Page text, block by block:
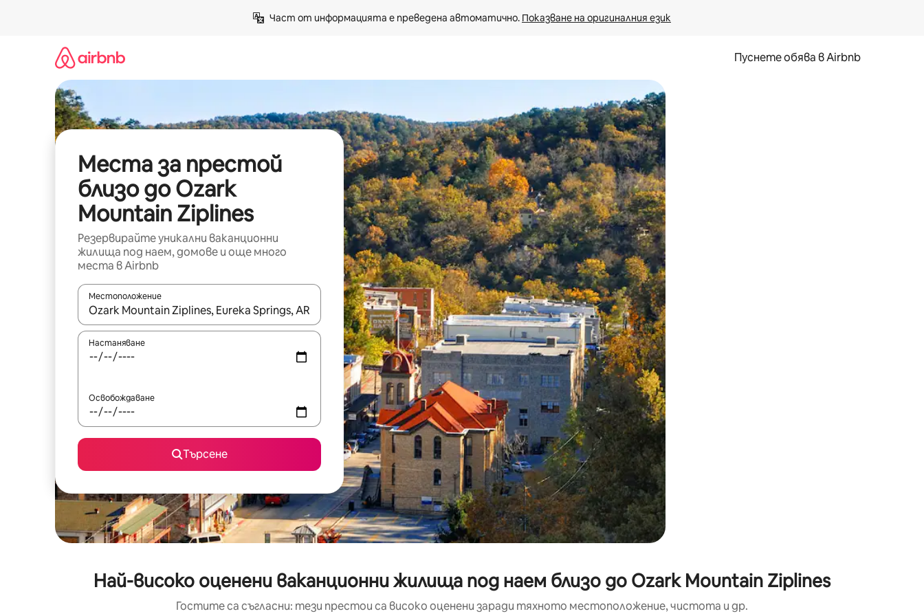
Част от информацията е преведена автоматично. Показване на оригиналния език
Пуснете обява в Airbnb
Места за престой
близо до Ozark
Mountain Ziplines
Резервирайте уникални ваканционни
жилища под наем, домове и още много
места в Airbnb
Местоположение
Когато резултатите се покажат, използвайте клавишите със стрелки нагоре и надолу или навигирайте с докосване или плъзгане.
Настаняване
Освобождаване
Търсене
Най-високо оценени ваканционни жилища под наем близо до Ozark Mountain Ziplines
Гостите са съгласни: тези престои са високо оценени заради тяхното местоположение, чистота и др.